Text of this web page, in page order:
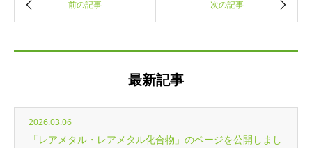
最新記事
2026.03.06
「レアメタル・レアメタル化合物」のページを公開しまし